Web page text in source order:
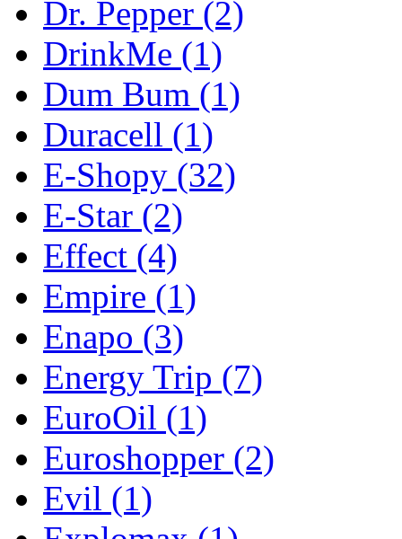
Dr. Pepper (2)
DrinkMe (1)
Dum Bum (1)
Duracell (1)
E-Shopy (32)
E-Star (2)
Effect (4)
Empire (1)
Enapo (3)
Energy Trip (7)
EuroOil (1)
Euroshopper (2)
Evil (1)